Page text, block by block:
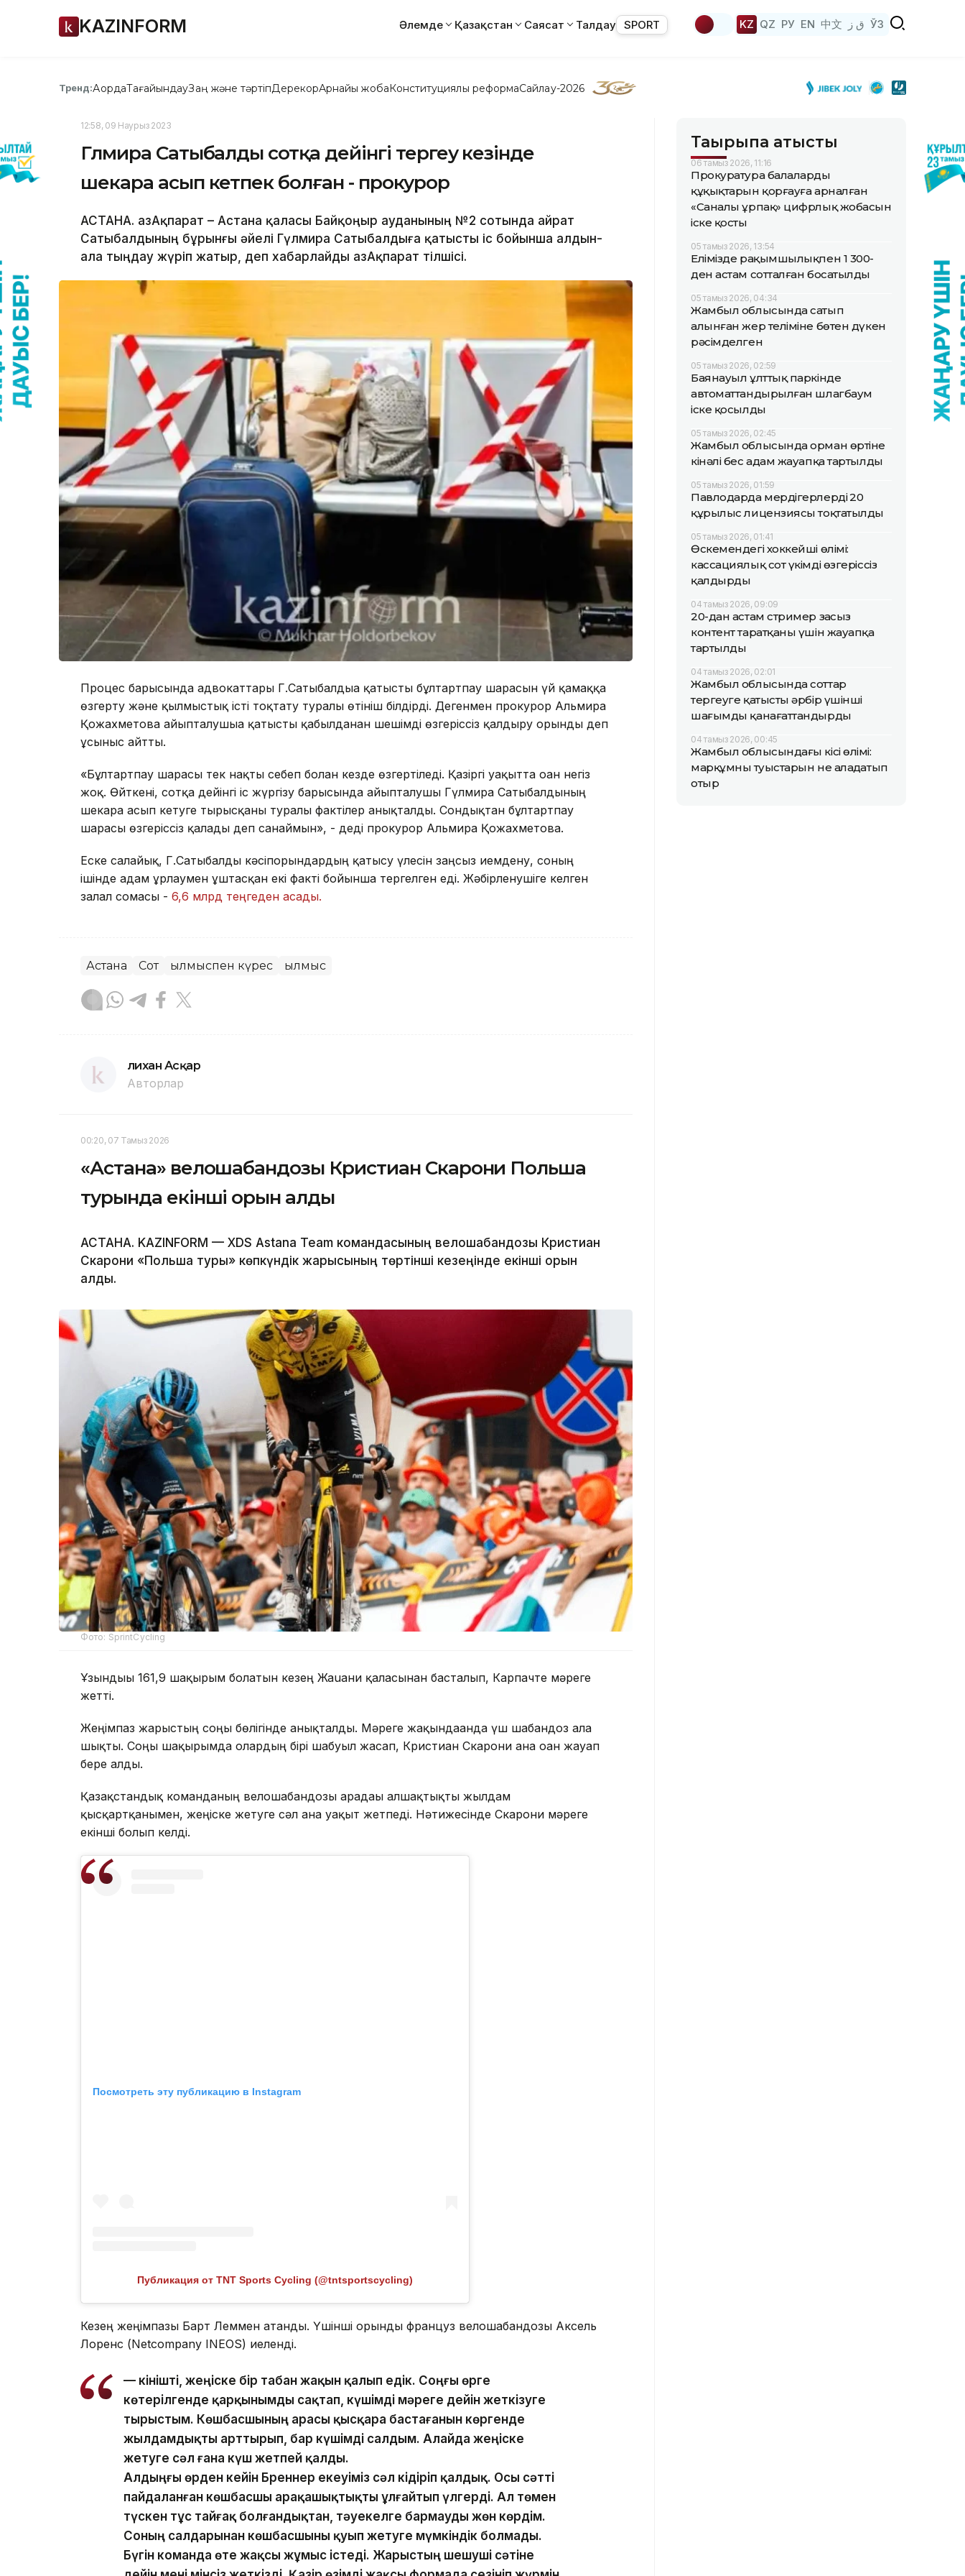
KAZINFORM Әлемде Қазақстан Саясат Талдау SPORT KZ QZ РУ EN 中文 ق ز ЎЗ
Тренд:АқордаТағайындауЗаң және тәртіпДерекқорАрнайы жобаКонституциялық реформаСайлау-2026
12:58, 09 Наурыз 2023
Гүлмира Сатыбалды сотқа дейінгі тергеу кезінде
шекара асып кетпек болған - прокурор
АСТАНА. ҚазАқпарат – Астана қаласы Байқоңыр ауданының №2 сотында Қайрат
Сатыбалдының бұрынғы әйелі Гүлмира Сатыбалдыға қатысты іс бойынша алдын-
ала тыңдау жүріп жатыр, деп хабарлайды ҚазАқпарат тілшісі.
Процес барысында адвокаттары Г.Сатыбалдыға қатысты бұлтартпау шарасын үй қамаққа
өзгерту және қылмыстық істі тоқтату туралы өтініш білдірді. Дегенмен прокурор Альмира
Қожахметова айыпталушыға қатысты қабылданған шешімді өзгеріссіз қалдыру орынды деп
ұсыныс айтты.
«Бұлтартпау шарасы тек нақты себеп болған кезде өзгертіледі. Қазіргі уақытта оған негіз
жоқ. Өйткені, сотқа дейінгі іс жүргізу барысында айыпталушы Гүлмира Сатыбалдының
шекара асып кетуге тырысқаны туралы фактілер анықталды. Сондықтан бұлтартпау
шарасы өзгеріссіз қалады деп санаймын», - деді прокурор Альмира Қожахметова.
Еске салайық, Г.Сатыбалды кәсіпорындардың қатысу үлесін заңсыз иемдену, соның
ішінде адам ұрлаумен ұштасқан екі факті бойынша тергелген еді. Жәбірленушіге келген
залал сомасы - 6,6 млрд теңгеден асады.
Астана Сот Қылмыспен күрес Қылмыс
Әлихан Асқар
Авторлар
00:20, 07 Тамыз 2026
«Астана» велошабандозы Кристиан Скарони Польша
турында екінші орын алды
АСТАНА. KAZINFORM — XDS Astana Team командасының велошабандозы Кристиан
Скарони «Польша туры» көпкүндік жарысының төртінші кезеңінде екінші орын
алды.
Фото: SprintCycling
Ұзындығы 161,9 шақырым болатын кезең Жаuани қаласынан басталып, Карпачте мәреге
жетті.
Жеңімпаз жарыстың соңғы бөлігінде анықталды. Мәреге жақындағанда үш шабандоз алға
шықты. Соңғы шақырымда олардың бірі шабуыл жасап, Кристиан Скарони ғана оған жауап
бере алды.
Қазақстандық команданың велошабандозы арадағы алшақтықты жылдам
қысқартқанымен, жеңіске жетуге сәл ғана уақыт жетпеді. Нәтижесінде Скарони мәреге
екінші болып келді.
Посмотреть эту публикацию в Instagram
Публикация от TNT Sports Cycling (@tntsportscycling)
Кезең жеңімпазы Барт Леммен атанды. Үшінші орынды француз велошабандозы Аксель
Лоренс (Netcompany INEOS) иеленді.
— Өкінішті, жеңіске бір табан жақын қалып едік. Соңғы өрге
көтерілгенде қарқынымды сақтап, күшімді мәреге дейін жеткізуге
тырыстым. Көшбасшының арасы қысқара бастағанын көргенде
жылдамдықты арттырып, бар күшімді салдым. Алайда жеңіске
жетуге сәл ғана күш жетпей қалды.
Алдыңғы өрден кейін Бреннер екеуіміз сәл кідіріп қалдық. Осы сәтті
пайдаланған көшбасшы арақашықтықты ұлғайтып үлгерді. Ал төмен
түскен тұс тайғақ болғандықтан, тәуекелге бармауды жөн көрдім.
Соның салдарынан көшбасшыны қуып жетуге мүмкіндік болмады.
Бүгін команда өте жақсы жұмыс істеді. Жарыстың шешуші сәтіне
Тақырыпқа қатысты
06 тамыз 2026, 11:16
Прокуратура балалардың
құқықтарын қорғауға арналған
«Саналы ұрпақ» цифрлық жобасын
іске қосты
05 тамыз 2026, 13:54
Елімізде рақымшылықпен 1 300-
ден астам сотталған босатылды
05 тамыз 2026, 04:34
Жамбыл облысында сатып
алынған жер теліміне бөтен дүкен
рәсімделген
05 тамыз 2026, 02:59
Баянауыл ұлттық паркінде
автоматтандырылған шлагбаум
іске қосылды
05 тамыз 2026, 02:45
Жамбыл облысында орман өртіне
кінәлі бес адам жауапқа тартылды
05 тамыз 2026, 01:59
Павлодарда мердігерлердің 20
құрылыс лицензиясы тоқтатылды
05 тамыз 2026, 01:41
Өскемендегі хоккейші өлімі:
кассациялық сот үкімді өзгеріссіз
қалдырды
04 тамыз 2026, 09:09
20-дан астам стример заңсыз
контент таратқаны үшін жауапқа
тартылды
04 тамыз 2026, 02:01
Жамбыл облысында соттар
тергеуге қатысты әрбір үшінші
шағымды қанағаттандырды
04 тамыз 2026, 00:45
Жамбыл облысындағы кісі өлімі:
марқұмның туыстарын не алаңдатып
отыр